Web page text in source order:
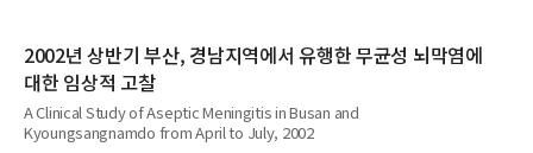
2002년 상반기 부산, 경남지역에서 유행한 무균성 뇌막염에
대한 임상적 고찰
A Clinical Study of Aseptic Meningitis in Busan and
Kyoungsangnamdo from April to July, 2002